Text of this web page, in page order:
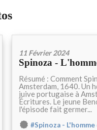
11 Février 2024
Spinoza -
Résumé : Comment
Amsterdam, 1640. Un
juive portugaise à
Écritures. Le jeune
l'épisode fait germer...
#Spinoza -